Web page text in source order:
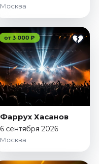
Москва
от 3 000 ₽
Фаррух Хасанов
6 сентября 2026
Москва